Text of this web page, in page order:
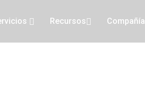
Recursos Compañía